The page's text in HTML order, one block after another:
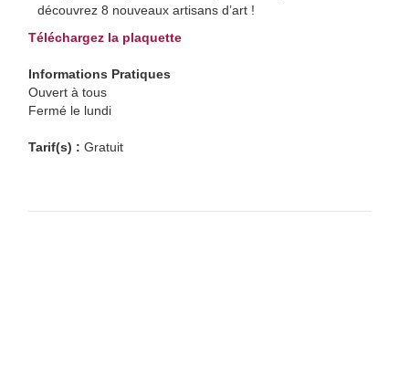
découvrez 8 nouveaux artisans d’art !
Téléchargez la plaquette
Informations Pratiques
Ouvert à tous
Fermé le lundi
Tarif(s) : Gratuit